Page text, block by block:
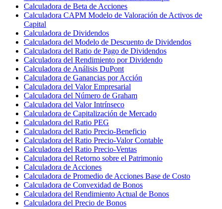
Calculadora de Beta de Acciones
Calculadora CAPM Modelo de Valoración de Activos de
Capital
Calculadora de Dividendos
Calculadora del Modelo de Descuento de Dividendos
Calculadora del Ratio de Pago de Dividendos
Calculadora del Rendimiento por Dividendo
Calculadora de Análisis DuPont
Calculadora de Ganancias por Acción
Calculadora del Valor Empresarial
Calculadora del Número de Graham
Calculadora del Valor Intrínseco
Calculadora de Capitalización de Mercado
Calculadora del Ratio PEG
Calculadora del Ratio Precio-Beneficio
Calculadora del Ratio Precio-Valor Contable
Calculadora del Ratio Precio-Ventas
Calculadora del Retorno sobre el Patrimonio
Calculadora de Acciones
Calculadora de Promedio de Acciones Base de Costo
Calculadora de Convexidad de Bonos
Calculadora del Rendimiento Actual de Bonos
Calculadora del Precio de Bonos